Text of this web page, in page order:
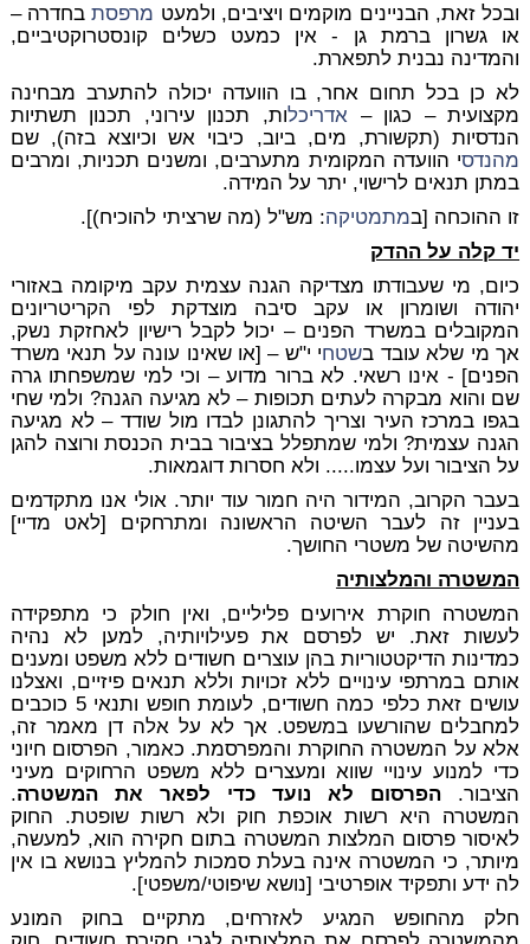
ובכל זאת, הבניינים מוקמים ויציבים, ולמעט מרפסתבחדרה –
או גשרון ברמת גן - אין כמעט כשלים קונסטרוקטיביים,
והמדינה נבנית לתפארת.
לא כן בכל תחום אחר, בו הוועדה יכולה להתערב מבחינה
מקצועית – כגון – אדריכלות, תכנון עירוני, תכנון תשתיות
הנדסיות (תקשורת, מים, ביוב, כיבוי אש וכיוצא בזה), שם
מהנדסי הוועדה המקומית מתערבים, ומשנים תכניות, ומרבים
במתן תנאים לרישוי, יתר על המידה.
זו ההוכחה [במתמטיקה: מש"ל (מה שרציתי להוכיח)].
יד קלה על ההדק
כיום, מי שעבודתו מצדיקה הגנה עצמית עקב מיקומה באזורי
יהודה ושומרון או עקב סיבה מוצדקת לפי הקריטריונים
המקובלים במשרד הפנים – יכול לקבל רישיון לאחזקת נשק,
אך מי שלא עובד בשטחי י"ש – [או שאינו עונה על תנאי משרד
הפנים] - אינו רשאי. לא ברור מדוע – וכי למי שמשפחתו גרה
שם והוא מבקרה לעתים תכופות – לא מגיעה הגנה? ולמי שחי
בגפו במרכז העיר וצריך להתגונן לבדו מול שודד – לא מגיעה
הגנה עצמית? ולמי שמתפלל בציבור בבית הכנסת ורוצה להגן
על הציבור ועל עצמו..... ולא חסרות דוגמאות.
בעבר הקרוב, המידור היה חמור עוד יותר. אולי אנו מתקדמים
בעניין זה לעבר השיטה הראשונה ומתרחקים [לאט מדיי]
מהשיטה של משטרי החושך.
המשטרה והמלצותיה
המשטרה חוקרת אירועים פליליים, ואין חולק כי מתפקידה
לעשות זאת. יש לפרסם את פעילויותיה, למען לא נהיה
כמדינות הדיקטטוריות בהן עוצרים חשודים ללא משפט ומענים
אותם במרתפי עינויים ללא זכויות וללא תנאים פיזיים, ואצלנו
עושים זאת כלפי כמה חשודים, לעומת חופש ותנאי 5 כוכבים
למחבלים שהורשעו במשפט. אך לא על אלה דן מאמר זה,
אלא על המשטרה החוקרת והמפרסמת. כאמור, הפרסום חיוני
כדי למנוע עינויי שווא ומעצרים ללא משפט הרחוקים מעיני
הציבור. הפרסום לא נועד כדי לפאר את המשטרה.
המשטרה היא רשות אוכפת חוק ולא רשות שופטת. החוק
לאיסור פרסום המלצות המשטרה בתום חקירה הוא, למעשה,
מיותר, כי המשטרה אינה בעלת סמכות להמליץ בנושא בו אין
לה ידע ותפקיד אופרטיבי [נושא שיפוטי/משפטי].
חלק מהחופש המגיע לאזרחים, מתקיים בחוק המונע